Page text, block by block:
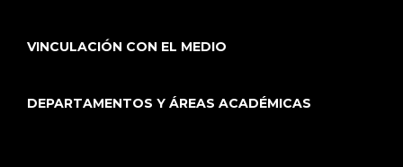
VINCULACIÓN CON EL MEDIO
DEPARTAMENTOS Y ÁREAS ACADÉMICAS